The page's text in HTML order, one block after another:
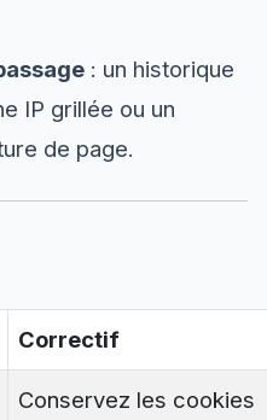
: un historique
IP grillée ou un
de page.
Correctif
Conservez les cookies